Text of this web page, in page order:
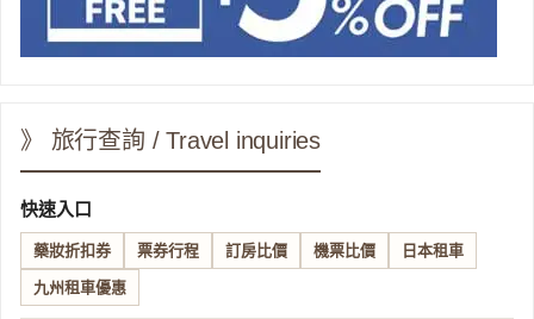
》 旅行查詢 / Travel inquiries
快速入口
藥妝折扣券 票券行程 訂房比價 機票比價 日本租車
九州租車優惠